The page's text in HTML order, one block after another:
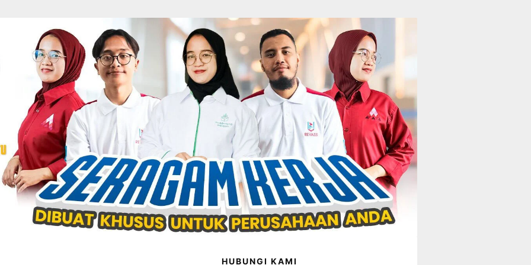
HUBUNGI KAMI